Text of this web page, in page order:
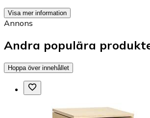
Visa mer information
Annons
Andra populära
Hoppa över innehållet